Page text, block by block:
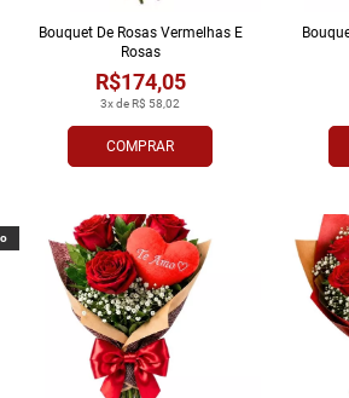
COMPRAR
3x de R$ 58,02
R$174,05
Bouquet De Rosas Vermelhas E
Rosas